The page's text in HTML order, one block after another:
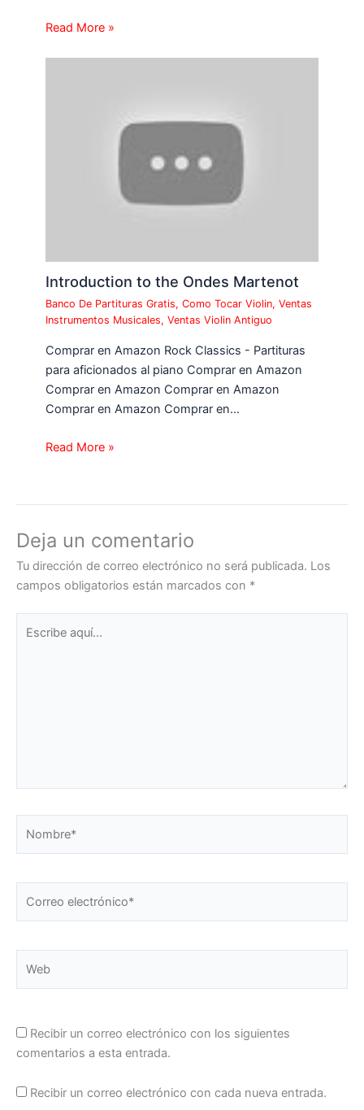
Read More »
Introduction to the Ondes Martenot
Banco De Partituras Gratis,Como Tocar Violin,Ventas
Instrumentos Musicales,Ventas Violin Antiguo
Comprar en Amazon Rock Classics - Partituras
para aficionados al piano Comprar en Amazon
Comprar en Amazon Comprar en Amazon
Comprar en Amazon Comprar en…
Read More »
Deja un comentario
Tu dirección de correo electrónico no será publicada. Los
campos obligatorios están marcados con *
aquí...
electrónico*
Recibir un correo electrónico con los siguientes
comentarios a esta entrada.
Recibir un correo electrónico con cada nueva entrada.